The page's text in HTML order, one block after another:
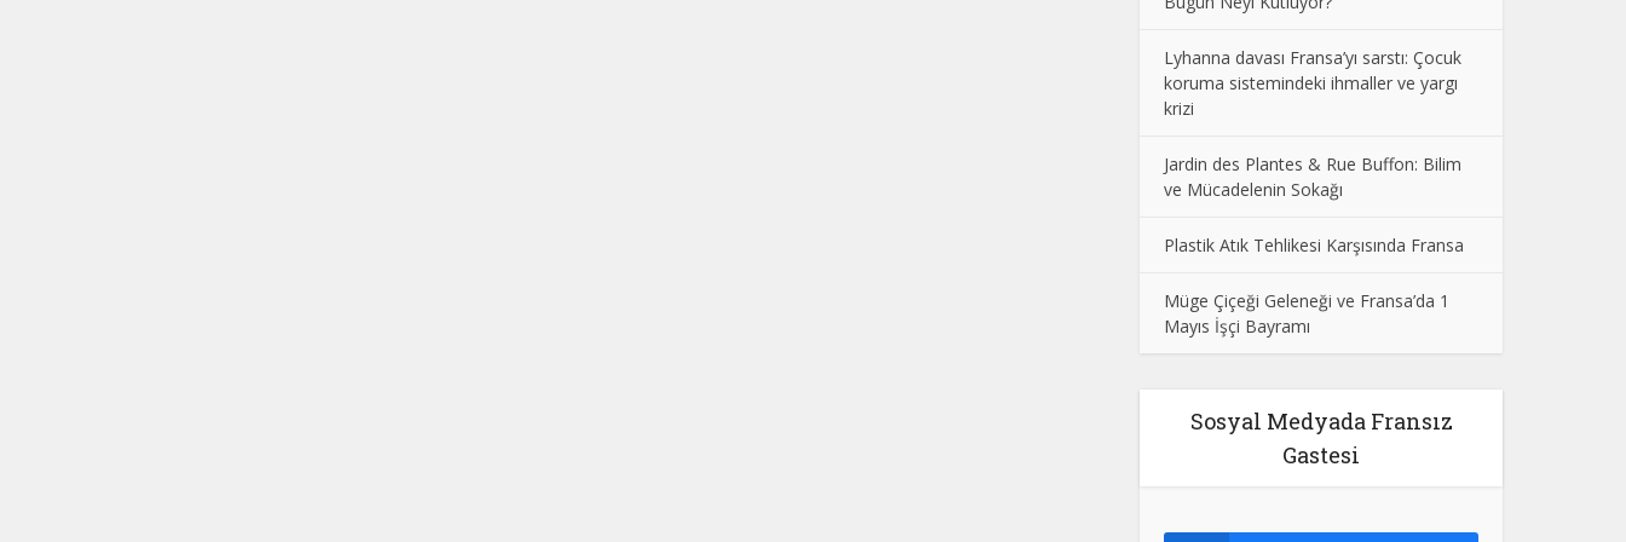
Lyhanna davası Fransa’yı sarstı: Çocuk
koruma sistemindeki ihmaller ve yargı
krizi
Jardin des Plantes & Rue Buffon: Bilim
ve Mücadelenin Sokağı
Plastik Atık Tehlikesi Karşısında Fransa
Müge Çiçeği Geleneği ve Fransa’da 1
Mayıs İşçi Bayramı
Sosyal Medyada Fransız
Gastesi